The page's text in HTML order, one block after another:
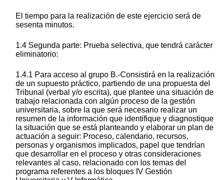
El tiempo para la realización de este ejercicio será de
sesenta minutos.
1.4 Segunda parte: Prueba selectiva, que tendrá carácter
eliminatorio:
1.4.1 Para acceso al grupo B.-Consistirá en la realización
de un supuesto práctico, partiendo de una propuesta del
Tribunal (verbal y/o escrita), que plantee una situación de
trabajo relacionada con algún proceso de la gestión
universitaria, sobre la que será necesario realizar un
resumen de la información que identifique y diagnostique
la situación que se está planteando y elaborar un plan de
actuación a seguir: Proceso, calendario, recursos,
personas y organismos implicados, papel que tendrían
que desarrollar en el proceso y otras consideraciones
relevantes al caso, relacionado con los temas del
programa referentes a los bloques IV Gestión